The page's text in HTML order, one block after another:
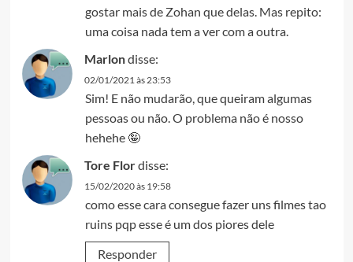
gostar mais de Zohan que delas. Mas repito:
uma coisa nada tem a ver com a outra.
Marlondisse:
02/01/2021 às 23:53
Sim! E não mudarão, que queiram algumas
pessoas ou não. O problema não é nosso
hehehe 🤪
Tore Flordisse:
15/02/2020 às 19:58
como esse cara consegue fazer uns filmes tao
ruins pqp esse é um dos piores dele
Responder